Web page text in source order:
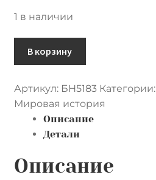
1 в наличии
товара
В корзину
Артикул: БН5183 Категории:
Мировая история
Описание
Детали
Описание